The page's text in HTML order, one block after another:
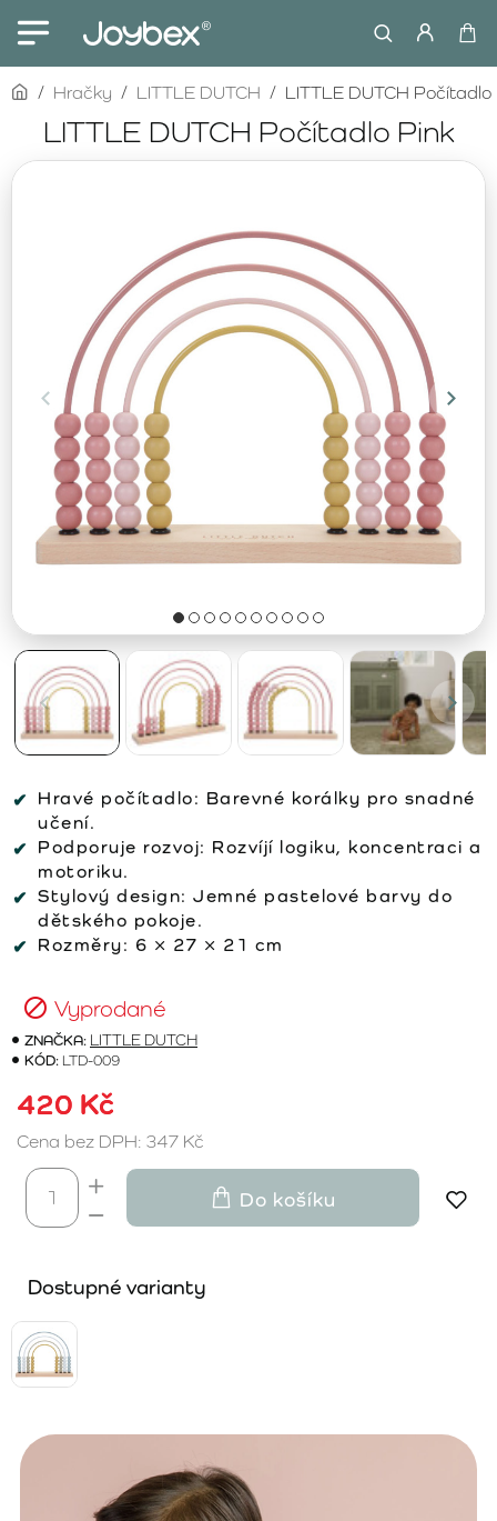
LITTLE DUTCH Počítadlo Pink
homeHračky LITTLE DUTCH LITTLE DUTCH Počítadlo
Hravé počítadlo: Barevné korálky pro snadné
učení.
Podporuje rozvoj: Rozvíjí logiku, koncentraci a
motoriku.
Stylový design: Jemné pastelové barvy do
dětského pokoje.
Rozměry: 6 × 27 × 21 cm
Vyprodané
ZNAČKA: LITTLE DUTCH
KÓD: LTD-009
420 Kč
Cena bez DPH: 347 Kč
Do košíku
Dostupné varianty